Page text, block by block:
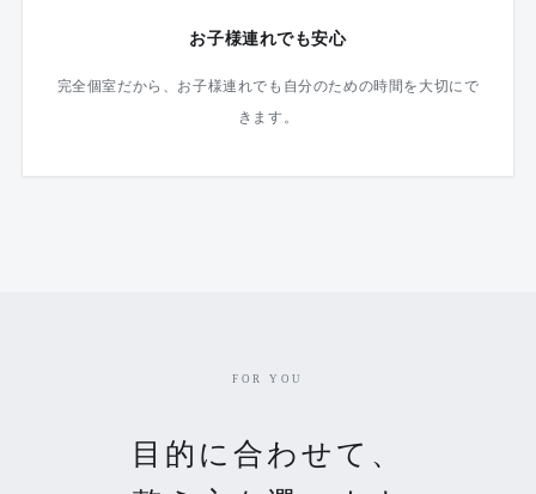
お子様連れでも安心
完全個室だから、お子様連れでも自分のための時間を大切にで
きます。
FOR YOU
目的に合わせて、